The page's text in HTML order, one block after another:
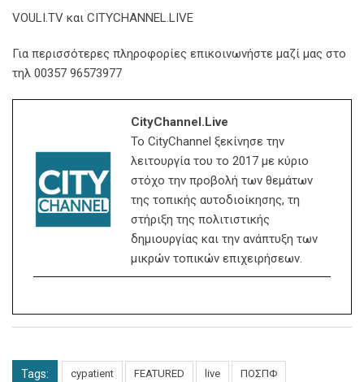
VOULI.TV και CITYCHANNEL.LIVE
Για περισσότερες πληροφορίες επικοινωνήστε μαζί μας στο
τηλ 00357 96573977
CityChannel.live
Το CityChannel ξεκίνησε την
λειτουργία του το 2017 με κύριο
στόχο την προβολή των θεμάτων
της τοπικής αυτοδιοίκησης, τη
στήριξη της πολιτιστικής
δημιουργίας και την ανάπτυξη των
μικρών τοπικών επιχειρήσεων.
Tags: cypatient FEATURED live ΠΟΣΠΦ